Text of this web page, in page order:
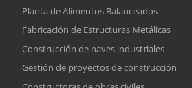
Planta de Alimentos Balanceados
Fabricación de Estructuras Metálicas
Construcción de naves industriales
Gestión de proyectos de construcción